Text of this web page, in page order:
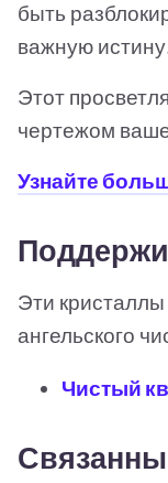
быть
важную
Этот
чертежом
Узнайте
Эти кристаллы
ангельского
Чистый